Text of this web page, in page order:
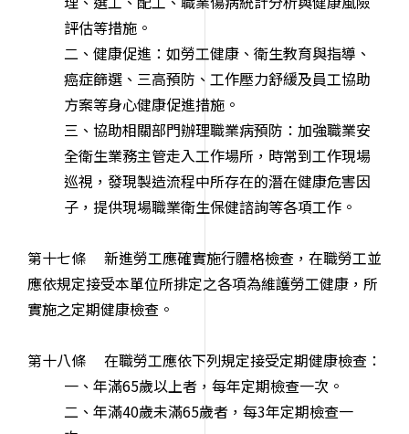
評估等措施。
二、健康促進：如勞工健康、衛生教育與指導、
癌症篩選、三高預防、工作壓力舒緩及員工協助
方案等身心健康促進措施。
三、協助相關部門辦理職業病預防：加強職業安
全衛生業務主管走入工作場所，時常到工作現場
巡視，發現製造流程中所存在的潛在健康危害因
子，提供現場職業衛生保健諮詢等各項工作。
第十七條 新進勞工應確實施行體格檢查，在職勞工並
應依規定接受本單位所排定之各項為維護勞工健康，所
實施之定期健康檢查。
第十八條 在職勞工應依下列規定接受定期健康檢查：
一、年滿65歲以上者，每年定期檢查一次。
二、年滿40歲未滿65歲者，每3年定期檢查一